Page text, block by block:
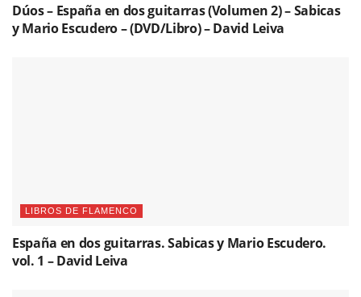
Dúos – España en dos guitarras (Volumen 2) – Sabicas
y Mario Escudero – (DVD/Libro) – David Leiva
LIBROS DE FLAMENCO
España en dos guitarras. Sabicas y Mario Escudero.
vol. 1 – David Leiva